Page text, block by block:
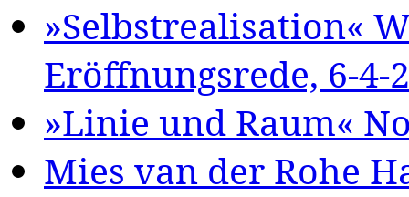
»Selbstrealisation«
Eröffnungsrede, 6-4-
»Linie und Raum«
Mies van der Rohe